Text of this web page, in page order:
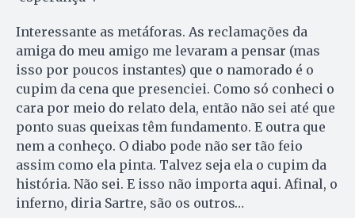
Interessante as metáforas. As reclamações da
amiga do meu amigo me levaram a pensar (mas
isso por poucos instantes) que o namorado é o
cupim da cena que presenciei. Como só conheci o
cara por meio do relato dela, então não sei até que
ponto suas queixas têm fundamento. E outra que
nem a conheço. O diabo pode não ser tão feio
assim como ela pinta. Talvez seja ela o cupim da
história. Não sei. E isso não importa aqui. Afinal, o
inferno, diria Sartre, são os outros…